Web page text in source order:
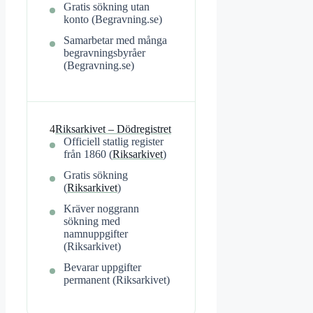
Gratis sökning utan
konto (Begravning.se)
Samarbetar med många
begravningsbyråer
(Begravning.se)
4Riksarkivet – Dödregistret
Officiell statlig register
från 1860 (Riksarkivet)
Gratis sökning
(Riksarkivet)
Kräver noggrann
sökning med
namnuppgifter
(Riksarkivet)
Bevarar uppgifter
permanent (Riksarkivet)